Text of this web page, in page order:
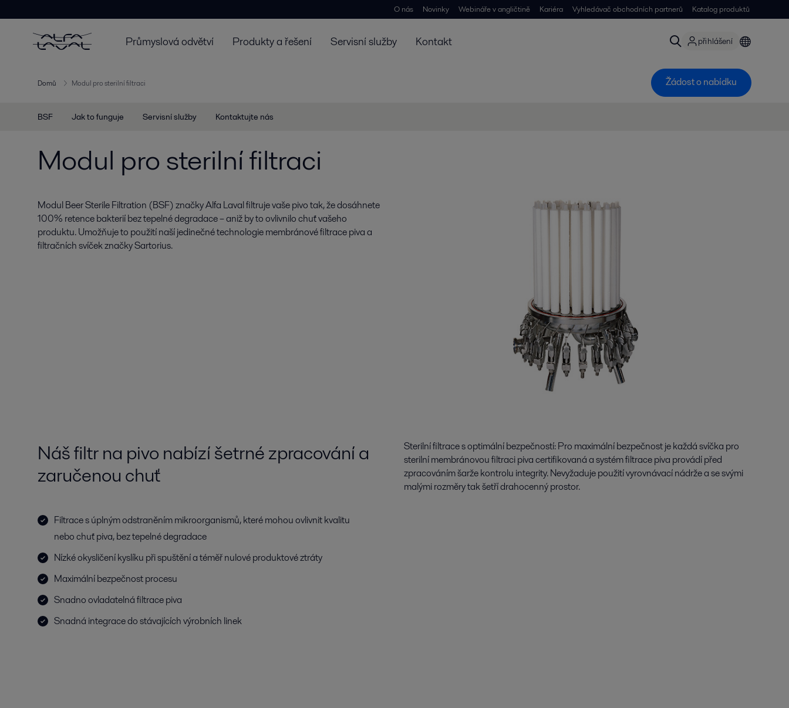
O nás Novinky Webináře v angličtině Kariéra Vyhledávač obchodních partnerů Katalog produktů
Průmyslová odvětví Produkty a řešení Servisní služby Kontakt přihlášení
Domů Modul pro sterilní filtraci Žádost o nabídku
BSF Jak to funguje Servisní služby Kontaktujte nás
Modul pro sterilní filtraci
Modul Beer Sterile Filtration (BSF) značky Alfa Laval filtruje vaše pivo tak, že dosáhnete
100% retence bakterií bez tepelné degradace – aniž by to ovlivnilo chuť vašeho
produktu. Umožňuje to použití naší jedinečné technologie membránové filtrace piva a
filtračních svíček značky Sartorius.
Náš filtr na pivo nabízí šetrné zpracování a
zaručenou chuť
Filtrace s úplným odstraněním mikroorganismů, které mohou ovlivnit kvalitu
nebo chuť piva, bez tepelné degradace
Nízké okysličení kyslíku při spuštění a téměř nulové produktové ztráty
Maximální bezpečnost procesu
Snadno ovladatelná filtrace piva
Snadná integrace do stávajících výrobních linek
Sterilní filtrace s optimální bezpečností: Pro maximální bezpečnost je každá svíčka pro
sterilní membránovou filtraci piva certifikovaná a systém filtrace piva provádí před
zpracováním šarže kontrolu integrity. Nevyžaduje použití vyrovnávací nádrže a se svými
malými rozměry tak šetří drahocenný prostor.